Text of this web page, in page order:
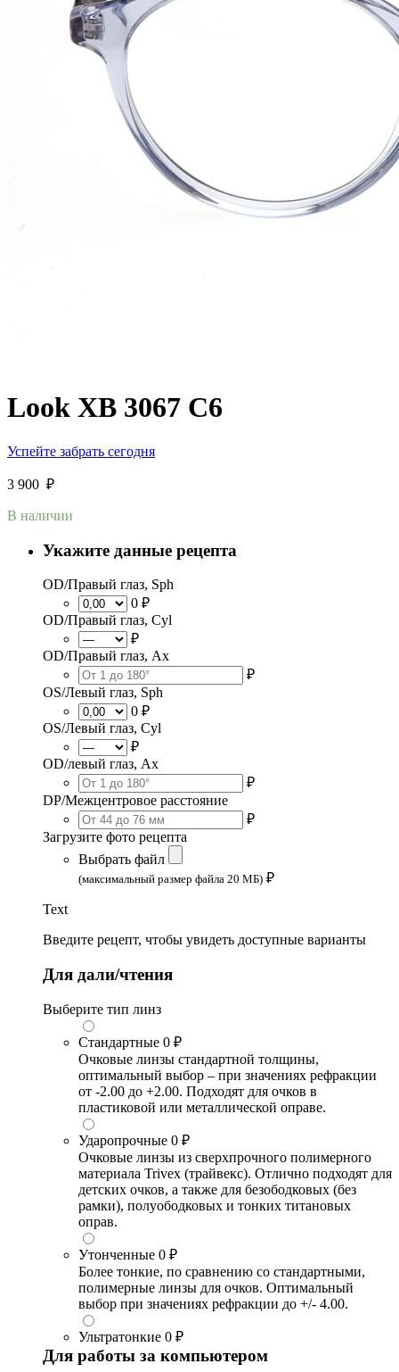
Look XB 3067 C6
Успейте забрать сегодня
3 900 ₽
В наличии
Укажите данные рецепта
OD/Правый глаз, Sph
0 ₽
OD/Правый глаз, Cyl
₽
OD/Правый глаз, Ax
₽
OS/Левый глаз, Sph
0 ₽
OS/Левый глаз, Cyl
₽
OD/левый глаз, Ax
₽
DP/Межцентровое расстояние
₽
Загрузите фото рецепта
Выбрать файл
(максимальный размер файла 20 МБ) ₽
Text
Введите рецепт, чтобы увидеть доступные варианты
Для дали/чтения
Выберите тип линз
Стандартные 0 ₽
Очковые линзы стандартной толщины,
оптимальный выбор – при значениях рефракции
от -2.00 до +2.00. Подходят для очков в
пластиковой или металлической оправе.
Ударопрочные 0 ₽
Очковые линзы из сверхпрочного полимерного
материала Trivex (трайвекс). Отлично подходят для
детских очков, а также для безободковых (без
рамки), полуободковых и тонких титановых
оправ.
Утонченные 0 ₽
Более тонкие, по сравнению со стандартными,
полимерные линзы для очков. Оптимальный
выбор при значениях рефракции до +/- 4.00.
Ультратонкие 0 ₽
Для работы за компьютером